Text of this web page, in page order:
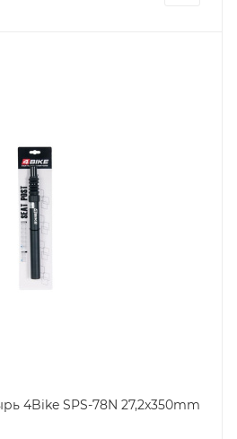
4Bike SPS-78N 27,2x350mm